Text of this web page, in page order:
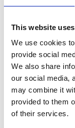
This website
We use cookies
provide social
We also share
our social media,
may combine it
provided to them
of their services.
1303
Artikelnummer
Groep